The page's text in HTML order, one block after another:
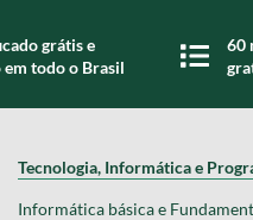
grátis e
todo o Brasil
60
Tecnologia, Informática e
Informática básica e